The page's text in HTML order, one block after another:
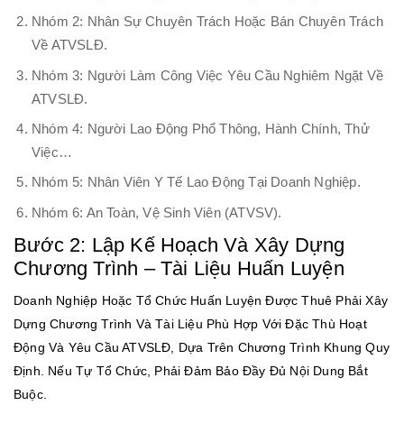
Nhóm 2: Nhân Sự Chuyên Trách Hoặc Bán Chuyên Trách
Về ATVSLĐ.
Nhóm 3: Người Làm Công Việc Yêu Cầu Nghiêm Ngặt Về
ATVSLĐ.
Nhóm 4: Người Lao Động Phổ Thông, Hành Chính, Thử
Việc…
Nhóm 5: Nhân Viên Y Tế Lao Động Tại Doanh Nghiệp.
Nhóm 6: An Toàn, Vệ Sinh Viên (ATVSV).
Bước 2: Lập Kế Hoạch Và Xây Dựng
Chương Trình – Tài Liệu Huấn Luyện
Doanh Nghiệp Hoặc Tổ Chức Huấn Luyện Được Thuê Phải Xây
Dựng Chương Trình Và Tài Liệu Phù Hợp Với Đặc Thù Hoạt
Động Và Yêu Cầu ATVSLĐ, Dựa Trên Chương Trình Khung Quy
Định. Nếu Tự Tổ Chức, Phải Đảm Bảo Đầy Đủ Nội Dung Bắt
Buộc.